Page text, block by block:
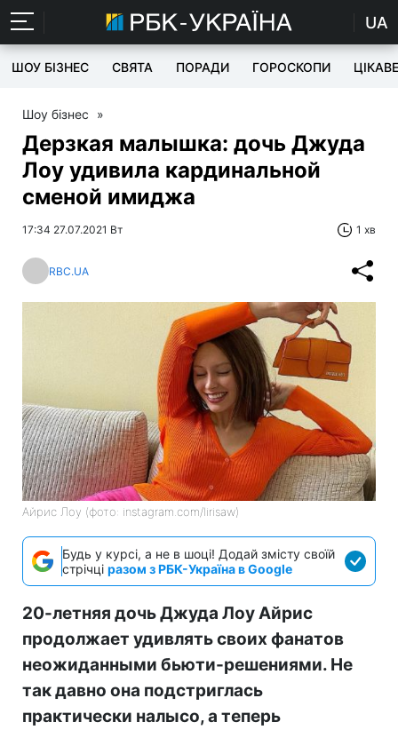
UA
ШОУ БІЗНЕС СВЯТА ПОРАДИ ГОРОСКОПИ ЦІКАВЕ
Шоу бізнес »
Дерзкая малышка: дочь Джуда
Лоу удивила кардинальной
сменой имиджа
17:34 27.07.2021 Вт 1 хв
RBC.UA
Айрис Лоу (фото: instagram.com/lirisaw)
Будь у курсі, а не в шоці! Додай змісту своїй
стрічці разом з РБК-Україна в Google
20-летняя дочь Джуда Лоу Айрис
продолжает удивлять своих фанатов
неожиданными бьюти-решениями. Не
так давно она подстриглась
практически налысо, а теперь